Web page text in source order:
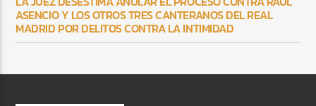
ASENCIO Y LOS OTROS TRES CANTERANOS DEL REAL
MADRID POR DELITOS CONTRA LA INTIMIDAD